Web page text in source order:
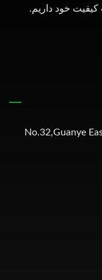
خود داریم.
No.32,Guanye